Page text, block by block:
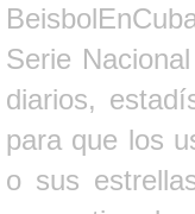
Serie
diarios,
para que los
o sus